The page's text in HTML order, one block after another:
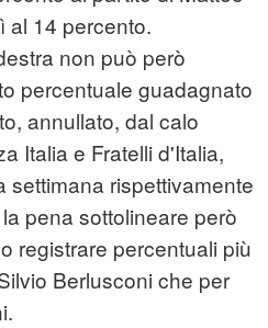
al 14 percento.
non può però
percentuale guadagnato
annullato, dal calo
Italia e Fratelli d'Italia,
settimana rispettivamente
pena sottolineare però
registrare percentuali più
Berlusconi che per